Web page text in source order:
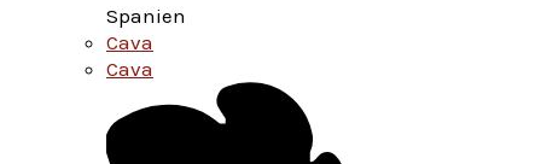
Spanien
Cava
Cava